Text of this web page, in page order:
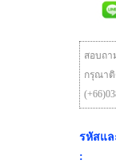
สอบถา
กรุณาติ
รหัสแ
: